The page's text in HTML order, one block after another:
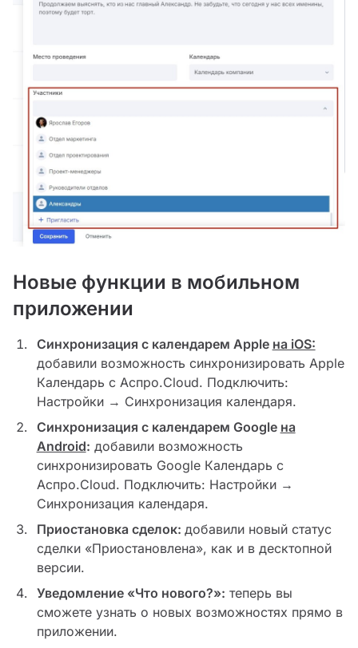
Новые функции в мобильном
приложении
Синхронизация с календарем Apple на iOS:
добавили возможность синхронизировать Apple
Календарь с Аспро.Cloud. Подключить:
Настройки → Синхронизация календаря.
Синхронизация с календарем Google на
Android: добавили возможность
синхронизировать Google Календарь с
Аспро.Cloud. Подключить: Настройки →
Синхронизация календаря.
Приостановка сделок: добавили новый статус
сделки «Приостановлена», как и в десктопной
версии.
Уведомление «Что нового?»: теперь вы
сможете узнать о новых возможностях прямо в
приложении.